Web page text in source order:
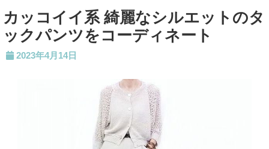
カッコイイ系 綺麗なシルエットのタ
ックパンツをコーディネート
2023年4月14日